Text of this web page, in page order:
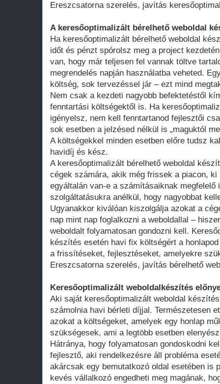
Ereszcsatorna szerelés, javítás
A keresőoptimalizált bérelhető weboldal
Ha keresőoptimalizált bérelhető weboldal
időt és pénzt spórolsz meg a project
van, hogy már teljesen fel vannak töltve
megrendelés napján használatba veheted.
költség, sok tervezéssel jár – ezt mind
Nem csak a kezdeti nagyobb befektetéstől
fenntartási költségektől is. Ha
igényelsz, nem kell fenntartanod fejlesztői
sok esetben a jelzésed nélkül is „maguktól
A költségekkel minden esetben előre tudsz
havidíj és kész.
A keresőoptimalizált bérelhető weboldal
cégek számára, akik még frissek a piacon, ki
egyáltalán van-e a számításaiknak megfelelő
szolgáltatásukra anélkül, hogy nagyobbat
Ugyanakkor kiválóan kiszolgálja azokat a
nap mint nap foglalkozni a weboldallal –
weboldalt folyamatosan gondozni kell.
készítés esetén havi fix költségért a
a frissítéseket, fejlesztéseket, amelyekre
Ereszcsatorna szerelés, javítás bérelhető
Keresőoptimalizált weboldalkészítés
Aki saját keresőoptimalizált weboldal
számolnia havi bérleti díjjal. Természetesen
azokat a költségeket, amelyek egy honlap
szükségesek, ami a legtöbb esetben
Hátránya, hogy folyamatosan gondoskodni
fejlesztő, aki rendelkezésre áll probléma
akárcsak egy bemutatkozó oldal esetében is
kevés vállalkozó engedheti meg magának,